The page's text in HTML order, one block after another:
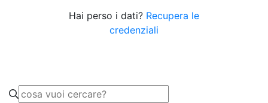
Hai perso i dati? Recupera le
credenziali